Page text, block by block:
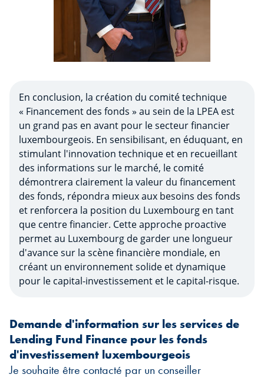
En conclusion, la création du comité technique
« Financement des fonds » au sein de la LPEA est
un grand pas en avant pour le secteur financier
luxembourgeois. En sensibilisant, en éduquant, en
stimulant l'innovation technique et en recueillant
des informations sur le marché, le comité
démontrera clairement la valeur du financement
des fonds, répondra mieux aux besoins des fonds
et renforcera la position du Luxembourg en tant
que centre financier. Cette approche proactive
permet au Luxembourg de garder une longueur
d'avance sur la scène financière mondiale, en
créant un environnement solide et dynamique
pour le capital-investissement et le capital-risque.
Demande d'information sur les services de
Lending Fund Finance pour les fonds
d'investissement luxembourgeois
Je souhaite être contacté par un conseiller